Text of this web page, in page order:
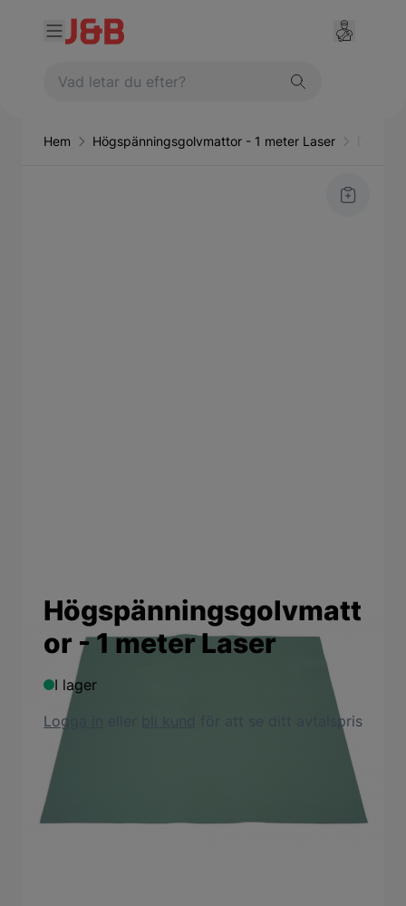
Hem Högspänningsgolvmattor - 1 meter Laser
Högspänningsgolvmatt
or - 1 meter Laser
I lager
Logga in
för att se ditt avtalspris
Produktbeskrivning
Denna flamskyddande och syrabeständiga